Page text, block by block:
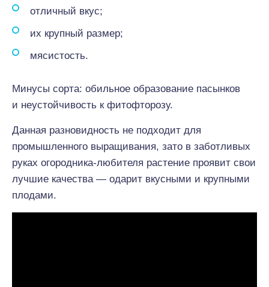
отличный вкус;
их крупный размер;
мясистость.
Минусы сорта: обильное образование пасынков
и неустойчивость к фитофторозу.
Данная разновидность не подходит для
промышленного выращивания, зато в заботливых
руках огородника-любителя растение проявит свои
лучшие качества — одарит вкусными и крупными
плодами.